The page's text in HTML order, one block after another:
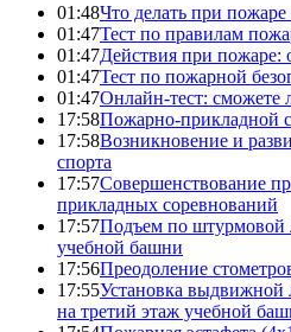
01:48Что делать при пожаре
01:47Тест по правилам
01:47Действия при пожаре:
01:47Тест по пожарной
01:47Онлайн-тест: сможете
17:58Пожарно-прикладной
17:58Возникновение и
спорта
17:57Совершенствование
прикладных соревнований
17:57Подъем по штурмовой
учебной башни
17:56Преодоление
17:55Установка выдвижной
на третий этаж учебной